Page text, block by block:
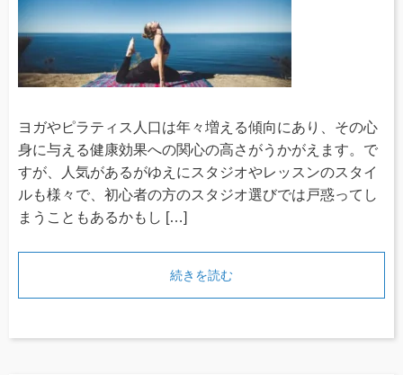
ヨガやピラティス人口は年々増える傾向にあり、その心
身に与える健康効果への関心の高さがうかがえます。で
すが、人気があるがゆえにスタジオやレッスンのスタイ
ルも様々で、初心者の方のスタジオ選びでは戸惑ってし
まうこともあるかもし […]
続きを読む